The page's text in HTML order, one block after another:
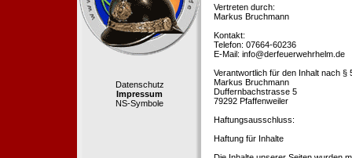
Datenschutz
Impressum
NS-Symbole
Vertreten durch:
Markus Bruchmann
Kontakt:
Telefon: 07664-60236
E-Mail: info@derfeuerwehrhelm.de
Verantwortlich für den Inhalt nach §
Markus Bruchmann
Duffernbachstrasse 5
79292 Pfaffenweiler
Haftungsausschluss:
Haftung für Inhalte